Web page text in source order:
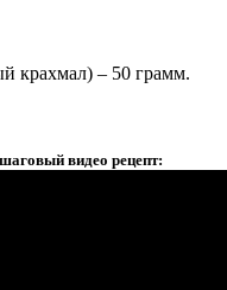
крахмал) – 50 грамм.
видео рецепт: